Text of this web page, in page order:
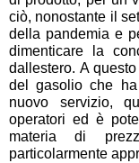
ciò, nonostante il
della pandemia e
dimenticare la
dallestero. A
del gasolio che ha
nuovo servizio,
operatori ed è
materia di
particolarmente